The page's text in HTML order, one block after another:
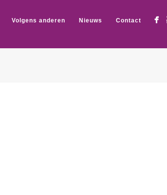
Volgens anderen Nieuws Contact